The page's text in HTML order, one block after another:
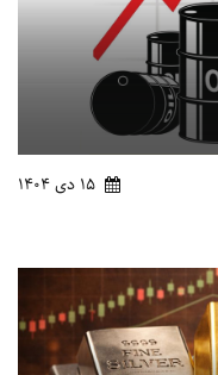
15 دی 1404